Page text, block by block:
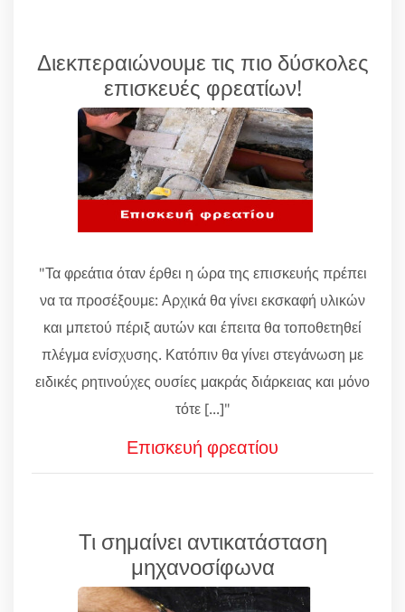
Διεκπεραιώνουμε τις πιο δύσκολες
επισκευές φρεατίων!
"Τα φρεάτια όταν έρθει η ώρα της επισκευής πρέπει
να τα προσέξουμε: Αρχικά θα γίνει εκσκαφή υλικών
και μπετού πέριξ αυτών και έπειτα θα τοποθετηθεί
πλέγμα ενίσχυσης. Κατόπιν θα γίνει στεγάνωση με
ειδικές ρητινούχες ουσίες μακράς διάρκειας και μόνο
τότε [...]"
Επισκευή φρεατίου
Τι σημαίνει αντικατάσταση
μηχανοσίφωνα